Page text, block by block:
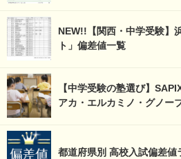
NEW!!【関西・中学受験】
ト」偏差値一覧
【中学受験の塾選び】
アカ・エルカミノ・グノー
都道府県別 高校入試偏差値